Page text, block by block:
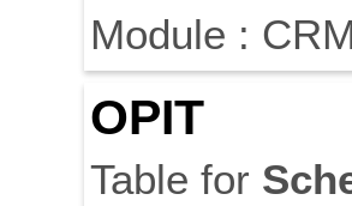
Module :
OPIT
Table for